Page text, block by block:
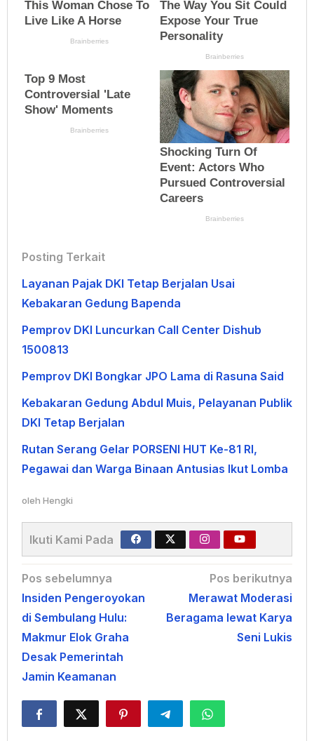
Posting Terkait
Layanan Pajak DKI Tetap Berjalan Usai
Kebakaran Gedung Bapenda
Pemprov DKI Luncurkan Call Center Dishub
1500813
Pemprov DKI Bongkar JPO Lama di Rasuna Said
Kebakaran Gedung Abdul Muis, Pelayanan Publik
DKI Tetap Berjalan
Rutan Serang Gelar PORSENI HUT Ke-81 RI,
Pegawai dan Warga Binaan Antusias Ikut Lomba
oleh Hengki
Ikuti Kami Pada
Navigasi
pos
Pos sebelumnya
Insiden Pengeroyokan
di Sembulang Hulu:
Makmur Elok Graha
Desak Pemerintah
Jamin Keamanan
Pos berikutnya
Merawat Moderasi
Beragama lewat Karya
Seni Lukis